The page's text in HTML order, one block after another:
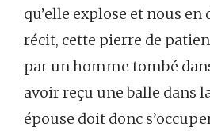
qu’elle explose et nous en
récit, cette pierre de
par un homme tombé
avoir reçu une balle dans
épouse doit donc